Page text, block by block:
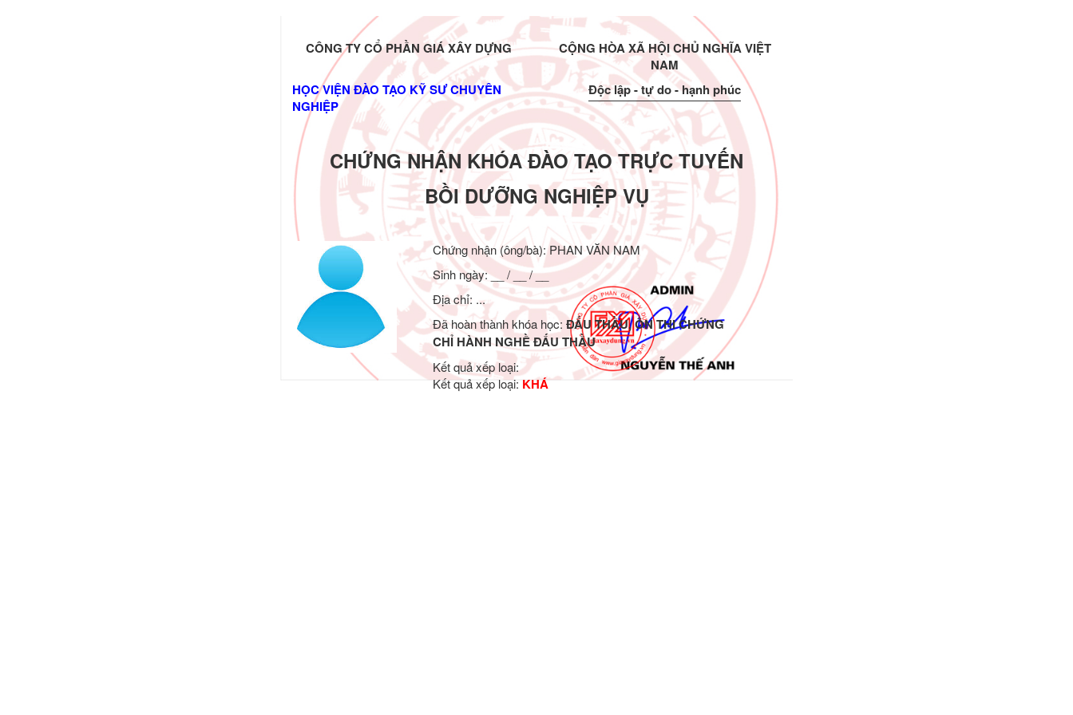
CÔNG TY CỔ PHẦN GIÁ XÂY DỰNG
CỘNG HÒA XÃ HỘI CHỦ NGHĨA VIỆT
NAM
HỌC VIỆN ĐÀO TẠO KỸ SƯ CHUYÊN
NGHIỆP
Độc lập - tự do - hạnh phúc
CHỨNG NHẬN KHÓA ĐÀO TẠO TRỰC TUYẾN
BỒI DƯỠNG NGHIỆP VỤ
Chứng nhận (ông/bà):PHAN VĂN NAM
Sinh ngày: __ / __ / __
Địa chỉ: ...
Đã hoàn thành khóa học: ĐẤU THẦU, ÔN THI CHỨNG
CHỈ HÀNH NGHỀ ĐẤU THẦU
Kết quả xếp loại:
Kết quả xếp loại: KHÁ